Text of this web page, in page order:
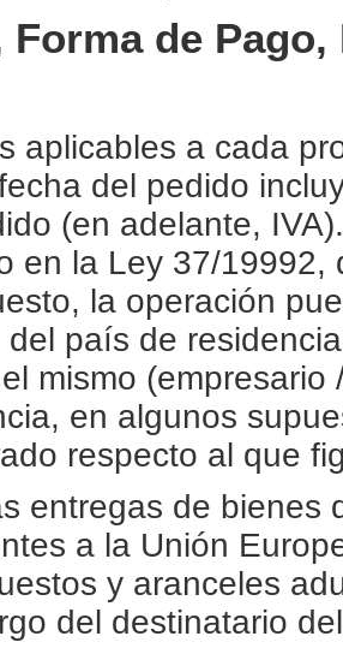
Forma de
aplicables a cada
del pedido
(en adelante,
en la Ley 37/
la operación
país de
mismo
en algunos
respecto al que
entregas de bienes
a la Unión
y aranceles
del destinatario